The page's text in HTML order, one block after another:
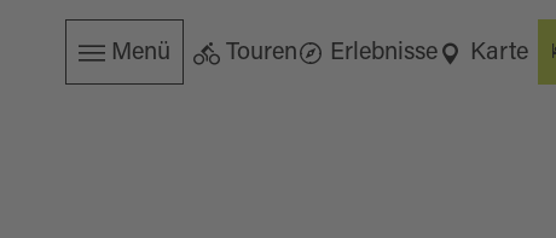
Menü Touren Erlebnisse Karte